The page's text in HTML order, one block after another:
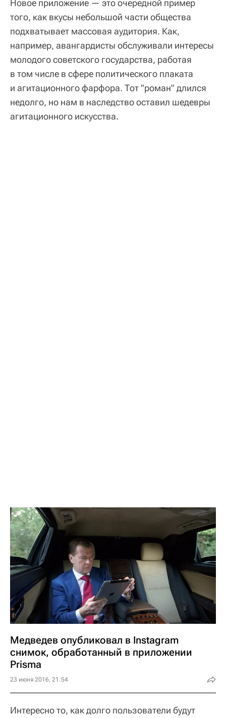
Новое приложение — это очередной пример
того, как вкусы небольшой части общества
подхватывает массовая аудитория. Как,
например, авангардисты обслуживали интересы
молодого советского государства, работая
в том числе в сфере политического плаката
и агитационного фарфора. Тот "роман" длился
недолго, но нам в наследство оставил шедевры
агитационного искусства.
Медведев опубликовал в Instagram
снимок, обработанный в приложении
Prisma
23 июня 2016, 21:54
Интересно то, как долго пользователи будут